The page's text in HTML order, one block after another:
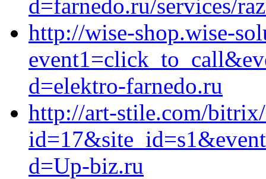
d=farnedo.ru/services/
http://wise-shop.wise-
d=elektro-farnedo.ru
http://art-stile.com/
d=Up-biz.ru